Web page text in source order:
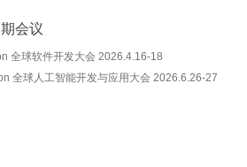
会议
全球软件开发大会 2026.4.16-18
全球人工智能开发与应用大会 2026.6.26-27